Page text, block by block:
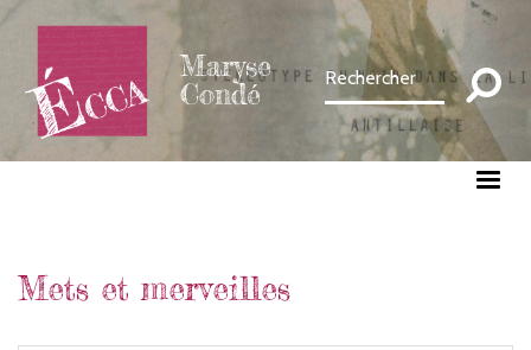
contenu
principal
Maryse
Condé
Mets et merveilles